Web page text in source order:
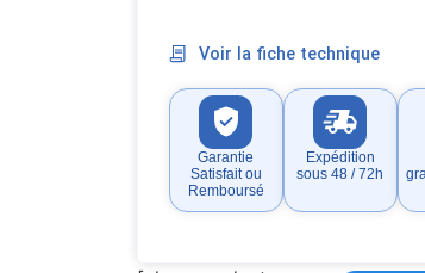
Voir la fiche technique
Garantie
Satisfait ou
Remboursé
Expédition
sous 48 / 72h